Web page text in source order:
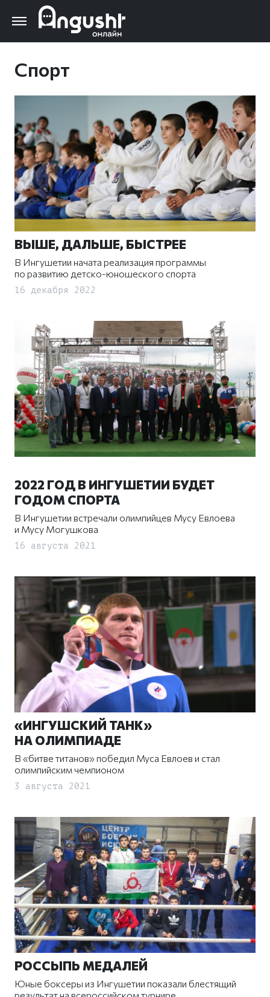
Перейти
Спорт
ВЫШЕ, ДАЛЬШЕ, БЫСТРЕЕ
В Ингушетии начата реализация программы
по развитию детско-юношеского спорта
16 декабря 2022
2022 ГОД В ИНГУШЕТИИ БУДЕТ
ГОДОМ СПОРТА
В Ингушетии встречали олимпийцев Мусу Евлоева
и Мусу Могушкова
16 августа 2021
«ИНГУШСКИЙ ТАНК»
НА ОЛИМПИАДЕ
В «битве титанов» победил Муса Евлоев и стал
олимпийским чемпионом
3 августа 2021
РОССЫПЬ МЕДАЛЕЙ
Юные боксеры из Ингушетии показали блестящий